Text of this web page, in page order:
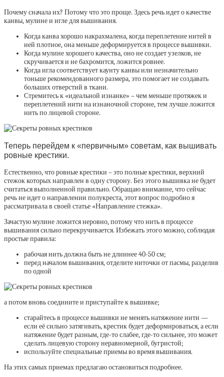
Почему сначала их? Потому что это проще. Здесь речь идет о качестве
канвы, мулине и игле для вышивания.
Когда канва хорошо накрахмалена, когда переплетение нитей в
ней плотное, она меньше деформируется в процессе вышивки.
Когда мулине хорошего качества, оно не создает узелков, не
скручивается и не бахромится, ложится ровнее.
Когда игла соответствует каунту канвы или незначительно
тоньше рекомендованного размера, это помогает не создавать
больших отверстий в ткани.
Стремитесь к «идеальной изнанке» – чем меньше протяжек и
переплетений нити на изнаночной стороне, тем лучше ложится
нить по лицевой стороне.
Теперь перейдем к «первичным» советам, как вышивать
ровные крестики.
Естественно, что ровные крестики – это полные крестики, верхний
стежок которых направлен в одну сторону. Без этого вышивка не будет
считаться выполненной правильно. Обращаю внимание, что сейчас
речь не идет о направлении полукреста, этот вопрос подробно я
рассматривала в своей статье «Направление стежка».
Зачастую мулине ложится неровно, потому что нить в процессе
вышивания сильно перекручивается. Избежать этого можно, соблюдая
простые правила:
рабочая нить должна быть не длиннее 40-50 см;
перед началом вышивания, отделите ниточки от пасмы, разделив
по одной
а потом вновь соедините и приступайте к вышивке;
старайтесь в процессе вышивки не менять натяжение нити —
если её сильно затягивать, крестик будет деформироваться, а если
натяжение будет разным, где-то слабее, где-то сильнее, это может
сделать лицевую сторону неравномерной, бугристой;
используйте специальные приемы во время вышивания.
На этих самых приемах предлагаю остановиться подробнее.